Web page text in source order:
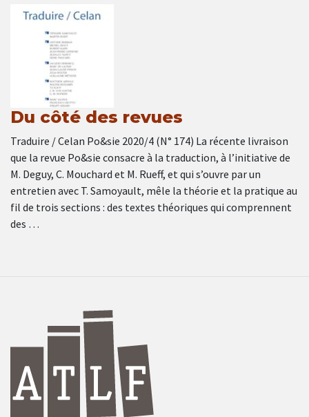
Du côté des revues
Traduire / Celan Po&sie 2020/4 (N° 174) La récente livraison
que la revue Po&sie consacre à la traduction, à l’initiative de
M. Deguy, C. Mouchard et M. Rueff, et qui s’ouvre par un
entretien avec T. Samoyault, mêle la théorie et la pratique au
fil de trois sections : des textes théoriques qui comprennent
des …